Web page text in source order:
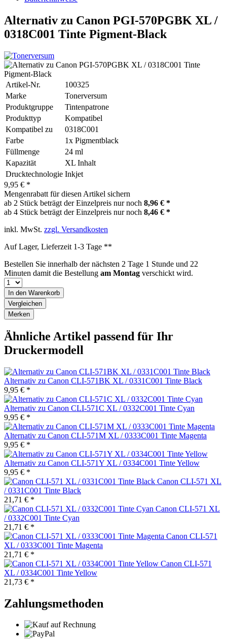
Alternativ zu Canon PGI-570PGBK XL /
0318C001 Tinte Pigment-Black
Artikel-Nr.
100325
Marke
Tonerversum
Produktgruppe
Tintenpatrone
Produkttyp
Kompatibel
Kompatibel zu
0318C001
Farbe
1x Pigmentblack
Füllmenge
24 ml
Kapazität
XL Inhalt
Drucktechnologie Inkjet
9,95 € *
Mengenrabatt für diesen Artikel sichern
ab 2 Stück beträgt der Einzelpreis nur noch 8,96 € *
ab 4 Stück beträgt der Einzelpreis nur noch 8,46 € *
inkl. MwSt. zzgl. Versandkosten
Auf Lager, Lieferzeit 1-3 Tage **
Bestellen Sie innerhalb der nächsten 2 Tage 1 Stunde und 22
Minuten damit die Bestellung am Montag verschickt wird.
In den Warenkorb
Vergleichen
Merken
Ähnliche Artikel passend für Ihr
Druckermodell
Alternativ zu Canon CLI-571BK XL / 0331C001 Tinte Black
9,95 € *
Alternativ zu Canon CLI-571C XL / 0332C001 Tinte Cyan
9,95 € *
Alternativ zu Canon CLI-571M XL / 0333C001 Tinte Magenta
9,95 € *
Alternativ zu Canon CLI-571Y XL / 0334C001 Tinte Yellow
9,95 € *
Canon CLI-571 XL
/ 0331C001 Tinte Black
21,71 € *
Canon CLI-571 XL
/ 0332C001 Tinte Cyan
21,71 € *
Canon CLI-571
XL / 0333C001 Tinte Magenta
21,71 € *
Canon CLI-571
XL / 0334C001 Tinte Yellow
21,73 € *
Zahlungsmethoden